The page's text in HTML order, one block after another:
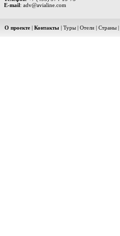
E-mail: adv@avialine.com
О проекте | Контакты | Туры | Отели | Страны |